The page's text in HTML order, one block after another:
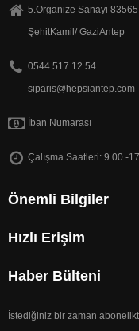
5.Organize Sanayi
ŞehitKamil/ GaziAntep
0544 517 12 54
siparis@hepsiantep.com
İban Numarası
Çalışma Saatleri: 9.00 -
Önemli Bilgiler
Hızlı Erişim
Haber Bülteni
İstediğiniz bir zaman